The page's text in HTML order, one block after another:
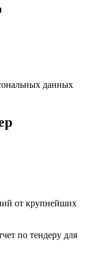
данных
от крупнейших
по тендеру для